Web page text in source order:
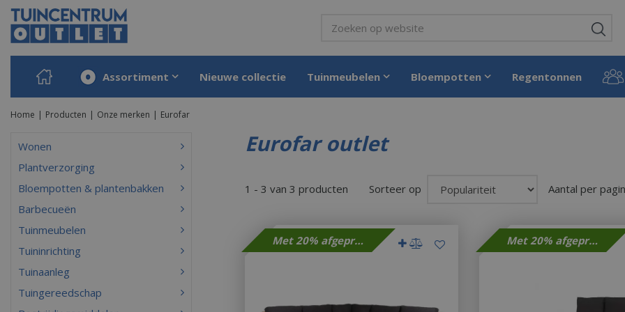
Ga
naar
content
Home Producten Onze merken Eurofar
Assortiment Nieuwe collectie Tuinmeubelen Bloempotten Regentonnen
Eurofar outlet
1 - 3 van 3 producten Aantal per
Sorteer op
Met 20% afgeprijsd Met 20% afgeprijsd
Wonen
Plantverzorging
Bloempotten & plantenbakken
Barbecueën
Tuinmeubelen
Tuininrichting
Tuinaanleg
Tuingereedschap